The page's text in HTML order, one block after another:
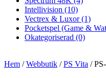
Intellivision (10)
Vectrex & Luxor(1)
Pocketspel (Game &
Okategoriserad (0)
Hem /Webbutik /PS Vita /